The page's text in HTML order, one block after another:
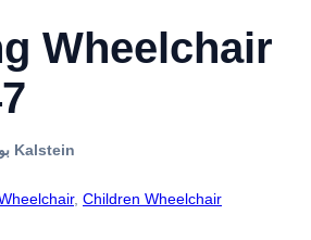
Wheelchair
بواسطة Kalstein
, Children Wheelchair